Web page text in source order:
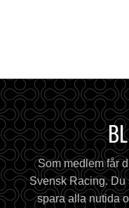
Som medlem får
Svensk Racing. Du
spara alla nutida